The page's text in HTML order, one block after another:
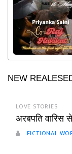
NEW
LOVE STORIES
अरबपति वारिस
FICTIONAL